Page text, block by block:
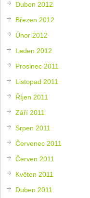
Duben 2012
Březen 2012
Únor 2012
Leden 2012
Prosinec 2011
Listopad 2011
Říjen 2011
Září 2011
Srpen 2011
Červenec 2011
Červen 2011
Květen 2011
Duben 2011